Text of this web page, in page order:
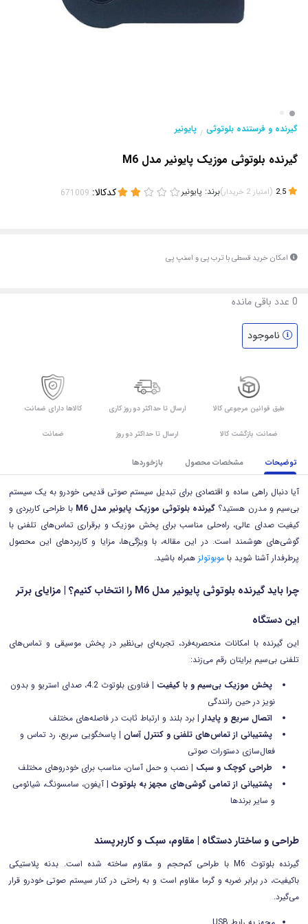
گیرنده و فرستنده بلوتوثی / پایونیر
گیرنده بلوتوثی موزیک پایونیر مدل M6
(امتیاز 2 خریدار)برند: پایونیر کدکالا:
امکان خرید قسطی با ترب پی و اسنپ پی
0 عدد باقی مانده
ناموجود
طبق قوانین مرجوعی کالا
ضمانت بازگشت کالا
ارسال تا حداکثر دو روز کاری
ارسال تا حداکثر دو روز
کالاها دارای ضمانت
ضمانت
توضیحات مشخصات محصول بازخوردها
آیا دنبال راهی ساده و اقتصادی برای تبدیل سیستم صوتی قدیمی خودرو به یک سیستم
بی‌سیم و مدرن هستید؟ گیرنده بلوتوثی موزیک پایونیر مدل M6
با طراحی کاربردی و
کیفیت صدای عالی، راه‌حلی مناسب برای پخش موزیک و برقراری تماس‌های تلفنی با
گوشی‌های هوشمند است. در این مقاله، با ویژگی‌ها، مزایا و کاربردهای این محصول
پرطرفدار آشنا شوید با موبوتولز همراه باشید.
چرا باید گیرنده بلوتوثی پایونیر مدل M6 را انتخاب کنیم؟ | مزایای برتر
این دستگاه
این گیرنده با امکانات منحصربه‌فرد، تجربه‌ای بی‌نظیر در پخش موسیقی و تماس‌های
تلفنی بی‌سیم برایتان رقم می‌زند:
پخش موزیک بی‌سیم و با کیفیت
| فناوری بلوتوث 4.2، صدای استریو و بدون
نویز در حین رانندگی
اتصال سریع و پایدار | برد بلند و ارتباط ثابت در فاصله‌های مختلف
پشتیبانی از تماس‌های تلفنی و کنترل آسان | پاسخگویی سریع، رد تماس و
فعال‌سازی دستورات صوتی
طراحی کوچک و سبک | نصب و حمل آسان، مناسب برای خودروهای مختلف
پشتیبانی از تمامی گوشی‌های مجهز به بلوتوث | آیفون، سامسونگ، شیائومی
و سایر برندها
طراحی و ساختار دستگاه | مقاوم، سبک و کاربرپسند
گیرنده بلوتوث M6 با طراحی کم‌حجم و مقاوم ساخته شده است. بدنه پلاستیکی
باکیفیت، در برابر ضربه و گرما مقاوم است و به راحتی در کنار سیستم صوتی خودرو قرار
می‌گیرد.